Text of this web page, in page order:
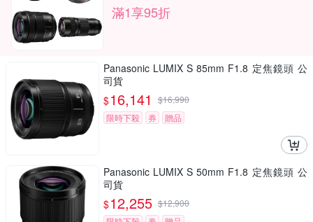
滿1享95折
Panasonic LUMIX S 85mm F1.8 定焦鏡頭 公
司貨
$16,141 $16,990
限時下殺
券 贈品
Panasonic LUMIX S 50mm F1.8 定焦鏡頭 公
司貨
$12,255 $12,900